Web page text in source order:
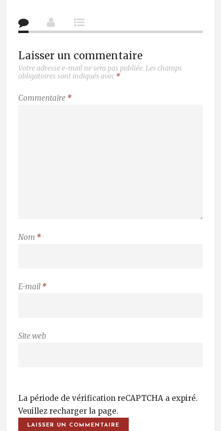
Laisser un commentaire
Votre adresse e-mail ne sera pas publiée. Les champs
obligatoires sont indiqués avec *
Commentaire *
Nom *
E-mail *
Site web
La période de vérification reCAPTCHA a expiré.
Veuillez recharger la page.